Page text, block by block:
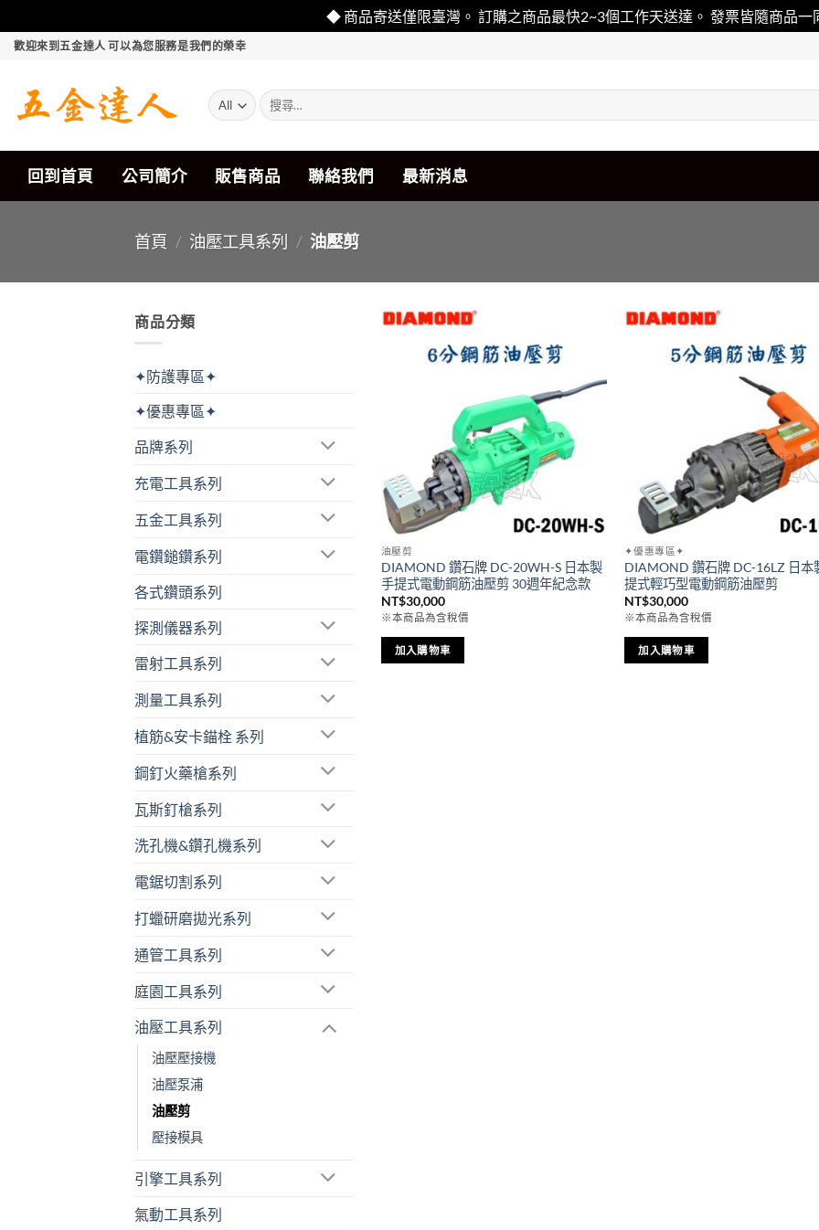
◆ 商品寄送僅限臺灣。 訂購之商品最快2~3個工作天送達。 發票皆隨商品一
Skip
content
歡迎來到五金達人 可以為您服務是我們的榮幸
搜
尋
鍵
字:
回到首頁 公司簡介 販售商品 聯絡我們 最新消息
首頁 / 油壓工具系列 / 油壓剪
商品分類
✦防護專區✦
✦優惠專區✦
品牌系列
充電工具系列
五金工具系列
電鑽鎚鑽系列
各式鑽頭系列
探測儀器系列
雷射工具系列
測量工具系列
植筋&安卡錨栓 系列
鋼釘火藥槍系列
瓦斯釘槍系列
洗孔機&鑽孔機系列
電鋸切割系列
打蠟研磨拋光系列
通管工具系列
庭園工具系列
油壓工具系列
油壓壓接機
油壓泵浦
油壓剪
壓接模具
引擎工具系列
氣動工具系列
油壓剪
DIAMOND 鑽石牌 DC-20WH-S 日本製
手提式電動鋼筋油壓剪 30週年紀念款
NT$30,000
※本商品為含稅價
加入購物車
✦優惠專區✦
DIAMOND 鑽石牌 DC-16LZ 日本
提式輕巧型電動鋼筋油壓剪
NT$30,000
※本商品為含稅價
加入購物車